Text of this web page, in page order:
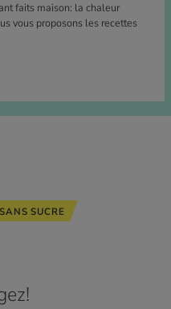
faits maison: la chaleur
vous proposons les recettes
SUCRE